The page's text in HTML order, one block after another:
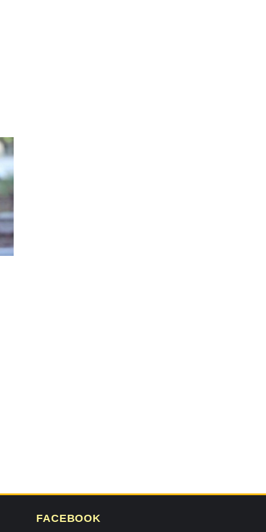
FACEBOOK